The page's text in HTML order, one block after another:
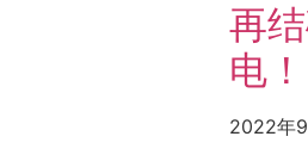
再
电！
2022年